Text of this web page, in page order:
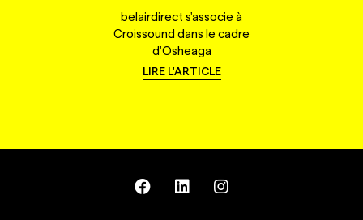
belairdirect s'associe à
Croissound dans le cadre
d'Osheaga
LIRE L'ARTICLE